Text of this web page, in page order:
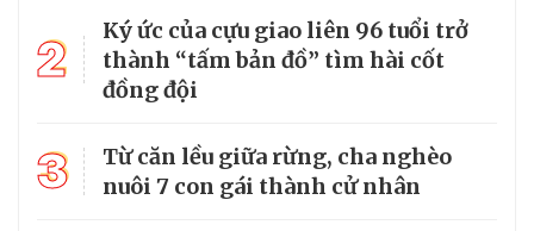
2
Ký ức của cựu giao liên 96 tuổi trở
thành “tấm bản đồ” tìm hài cốt
đồng đội
3
Từ căn lều giữa rừng, cha nghèo
nuôi 7 con gái thành cử nhân